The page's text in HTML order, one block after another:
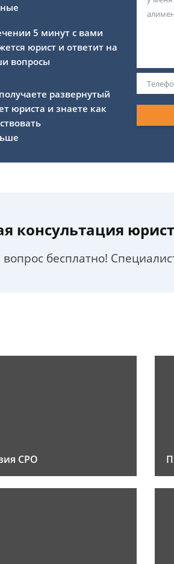
5 минут с вами
юрист и ответит на
вопросы
развернутый
юриста и знаете как
консультация
вопрос бесплатно!
СРО